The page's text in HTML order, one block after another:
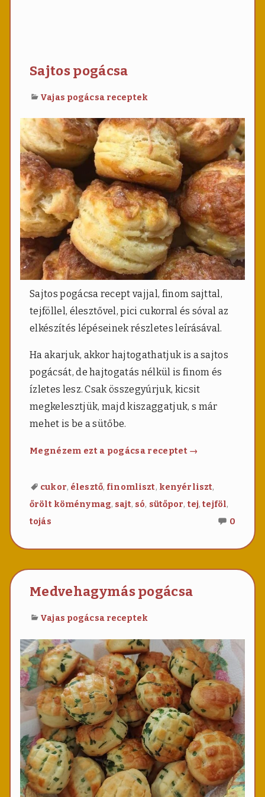
Sajtos pogácsa
Vajas pogácsa receptek
Sajtos pogácsa recept vajjal, finom sajttal,
tejföllel, élesztővel, pici cukorral és sóval az
elkészítés lépéseinek részletes leírásával.
Ha akarjuk, akkor hajtogathatjuk is a sajtos
pogácsát, de hajtogatás nélkül is finom és
ízletes lesz. Csak összegyúrjuk, kicsit
megkelesztjük, majd kiszaggatjuk, s már
mehet is be a sütőbe.
Megnézem ezt a pogácsa receptet Sajtos
→
cukor, élesztő, finomliszt, kenyérliszt,
őrölt köménymag, sajt, só, sütőpor, tej,tejföl,
tojás 0
még
Sajtos
Medvehagymás pogácsa
Vajas pogácsa receptek